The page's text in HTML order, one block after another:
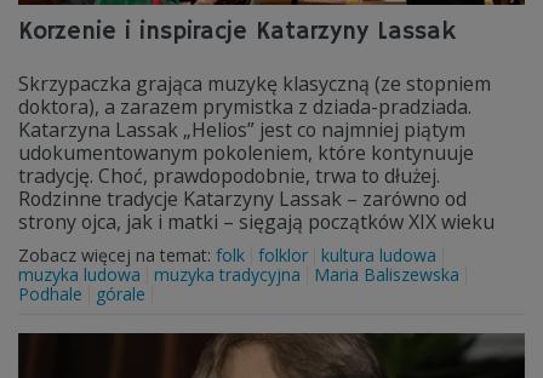
Korzenie i inspiracje Katarzyny Lassak
Skrzypaczka grająca muzykę klasyczną (ze stopniem
doktora), a zarazem prymistka z dziada-pradziada.
Katarzyna Lassak „Helios” jest co najmniej piątym
udokumentowanym pokoleniem, które kontynuuje
tradycję. Choć, prawdopodobnie, trwa to dłużej.
Rodzinne tradycje Katarzyny Lassak – zarówno od
strony ojca, jak i matki – sięgają początków XIX wieku
Zobacz więcej na temat: folk folklor
kultura ludowa
muzyka ludowa
muzyka tradycyjna
Maria Baliszewska
Podhale
górale